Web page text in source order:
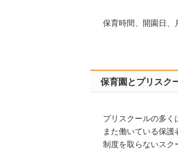
保育時間、開園日、
保育園とプリスク
プリスクールの多く
また働いている保
制度を取らないスク